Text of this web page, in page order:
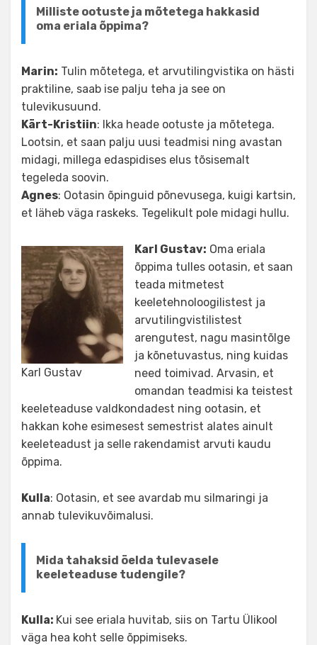
Milliste ootuste ja mõtetega hakkasid
oma eriala õppima?
Marin: Tulin mõtetega, et arvutilingvistika on hästi
praktiline, saab ise palju teha ja see on
tulevikusuund.
Kärt-Kristiin: Ikka heade ootuste ja mõtetega.
Lootsin, et saan palju uusi teadmisi ning avastan
midagi, millega edaspidises elus tõsisemalt
tegeleda soovin.
Agnes: Ootasin õpinguid põnevusega, kuigi kartsin,
et läheb väga raskeks. Tegelikult pole midagi hullu.
Karl Gustav
Karl Gustav: Oma eriala
õppima tulles ootasin, et saan
teada mitmetest
keeletehnoloogilistest ja
arvutilingvistilistest
arengutest, nagu masintõlge
ja kõnetuvastus, ning kuidas
need toimivad. Arvasin, et
omandan teadmisi ka teistest
keeleteaduse valdkondadest ning ootasin, et
hakkan kohe esimesest semestrist alates ainult
keeleteadust ja selle rakendamist arvuti kaudu
õppima.
Kulla: Ootasin, et see avardab mu silmaringi ja
annab tulevikuvõimalusi.
Mida tahaksid öelda tulevasele
keeleteaduse tudengile?
Kulla: Kui see eriala huvitab, siis on Tartu Ülikool
väga hea koht selle õppimiseks.